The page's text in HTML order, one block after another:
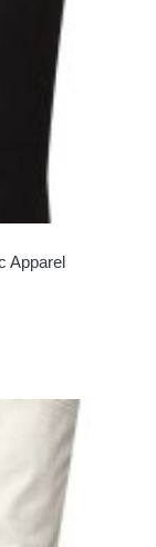
Apparel